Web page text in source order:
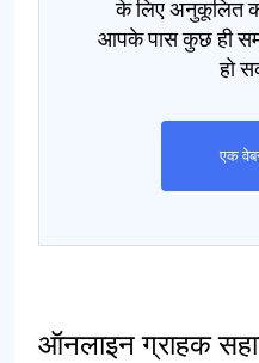
के लिए अनुकूलित
आपके पास कुछ ही
हो
एक
ऑनलाइन ग्राहक